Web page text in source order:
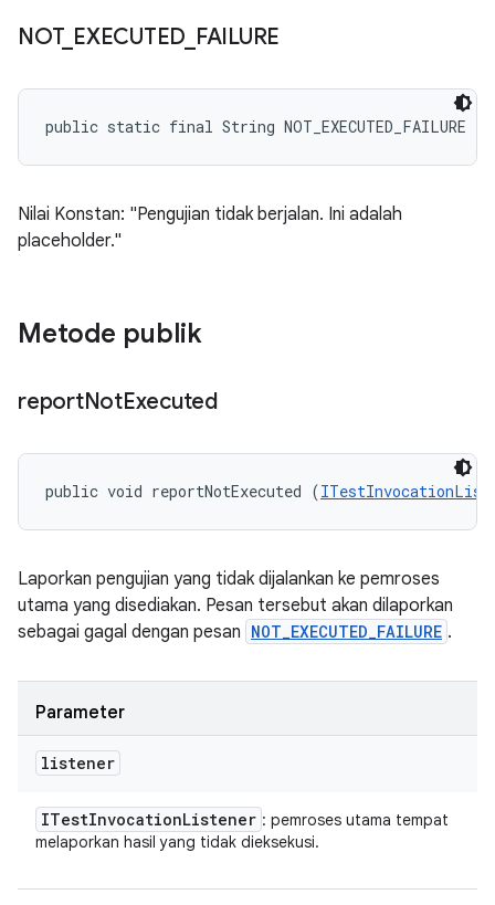
NOT_ EXECUTED FAILURE
public static final String NOT_EXECUTED_FAILURE
Nilai Konstan: "Pengujian tidak berjalan. Ini adalah
placeholder."
Metode publik
reportNotExecuted
public void reportNotExecuted (
Laporkan pengujian yang tidak dijalankan ke pemroses
utama yang disediakan. Pesan tersebut akan dilaporkan
sebagai gagal dengan pesan NOT_EXECUTED_FAILURE .
Parameter
listener
ITestInvocationListener : pemroses utama tempat
melaporkan hasil yang tidak dieksekusi.